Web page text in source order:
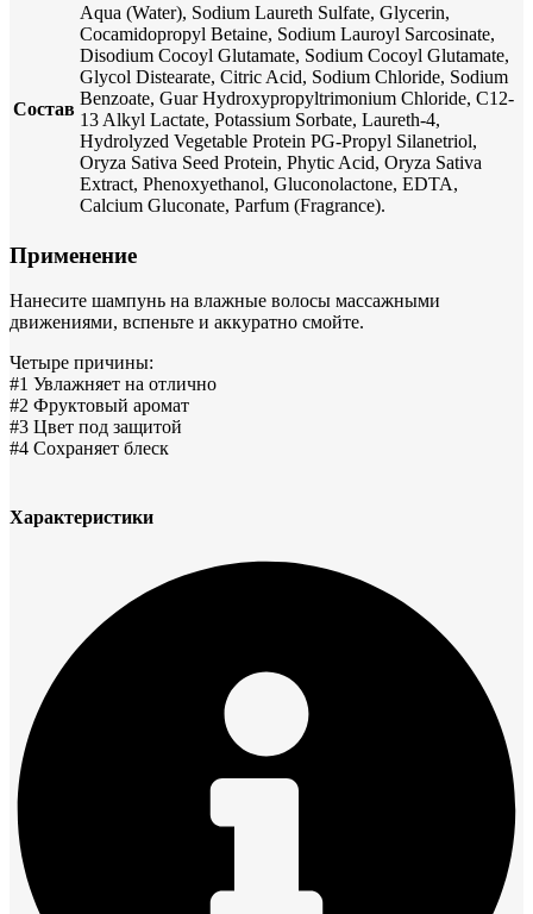
Состав
Aqua (Water), Sodium Laureth Sulfate, Glycerin,
Cocamidopropyl Betaine, Sodium Lauroyl Sarcosinate,
Disodium Cocoyl Glutamate, Sodium Cocoyl Glutamate,
Glycol Distearate, Citric Acid, Sodium Chloride, Sodium
Benzoate, Guar Hydroxypropyltrimonium Chloride, C12-
13 Alkyl Lactate, Potassium Sorbate, Laureth-4,
Hydrolyzed Vegetable Protein PG-Propyl Silanetriol,
Oryza Sativa Seed Protein, Phytic Acid, Oryza Sativa
Extract, Phenoxyethanol, Gluconolactone, EDTA,
Calcium Gluconate, Parfum (Fragrance).
Применение
Нанесите шампунь на влажные волосы массажными
движениями, вспеньте и аккуратно смойте.
Четыре причины:
#1 Увлажняет на отлично
#2 Фруктовый аромат
#3 Цвет под защитой
#4 Сохраняет блеск
Характеристики